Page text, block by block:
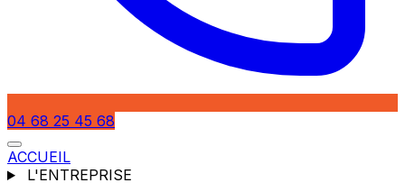
04 68 25 45 68
ACCUEIL
L'ENTREPRISE